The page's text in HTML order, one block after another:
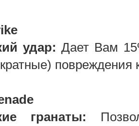
удар: Дает Вам
гранаты: